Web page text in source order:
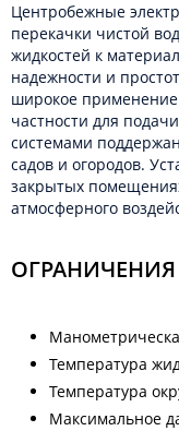
Центробежные
перекачки чистой
жидкостей к
надежности и
широкое применение
частности для
системами
садов и огородов.
закрытых
атмосферного
Температура
Температура
Максимальное